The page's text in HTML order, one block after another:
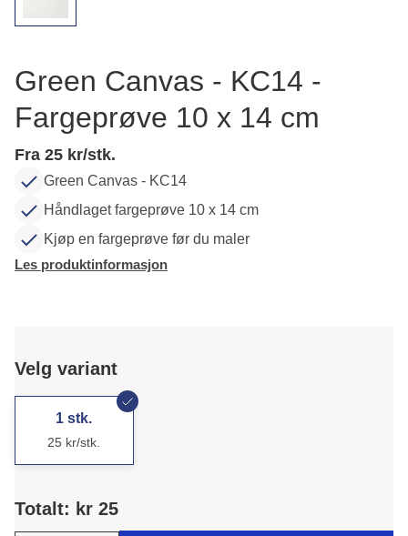
Green Canvas - KC14 -
Fargeprøve 10 x 14 cm
Fra 25 kr/stk.
Green Canvas - KC14
Håndlaget fargeprøve 10 x 14 cm
Kjøp en fargeprøve før du maler
Les produktinformasjon
Velg variant
1 stk.
25 kr/stk.
Totalt: kr 25